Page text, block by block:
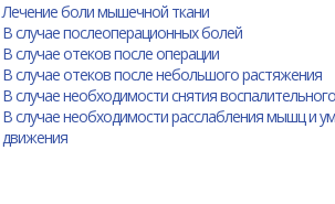
Лечение боли мышечной ткани
В случае послеоперационных болей
В случае отеков после операции
В случае отеков после небольшого растяжения
В случае необходимости снятия
В случае необходимости расслабления мышц и
движения